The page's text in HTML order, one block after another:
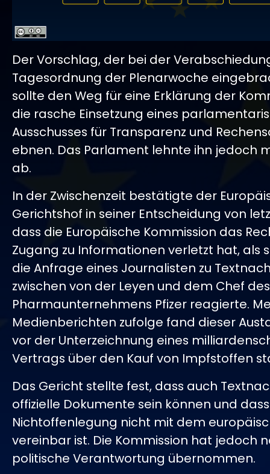
Der Vorschlag, der bei der
Tagesordnung der Plenarwoche
sollte den Weg für eine Erklärung der
die rasche Einsetzung eines
Ausschusses für Transparenz und
ebnen. Das Parlament lehnte ihn jedoch
ab.
In der Zwischenzeit bestätigte der
Gerichtshof in seiner Entscheidung von
dass die Europäische Kommission das
Zugang zu Informationen verletzt hat, als
die Anfrage eines Journalisten zu
zwischen von der Leyen und dem Chef des
Pharmaunternehmens Pfizer reagierte.
Medienberichten zufolge fand dieser
vor der Unterzeichnung eines
Vertrags über den Kauf von Impfstoffen
Das Gericht stellte fest, dass auch
offizielle Dokumente sein können und
Nichtoffenlegung nicht mit dem
vereinbar ist. Die Kommission hat jedoch
politische Verantwortung übernommen.